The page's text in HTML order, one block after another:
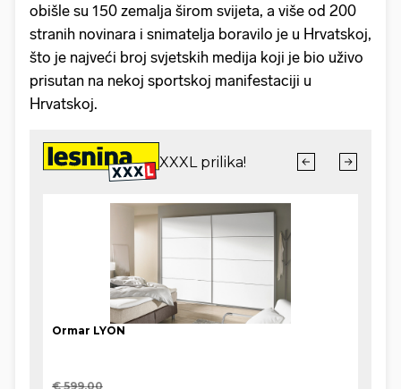
obišle su 150 zemalja širom svijeta, a više od 200
stranih novinara i snimatelja boravilo je u Hrvatskoj,
što je najveći broj svjetskih medija koji je bio uživo
prisutan na nekoj sportskoj manifestaciji u
Hrvatskoj.